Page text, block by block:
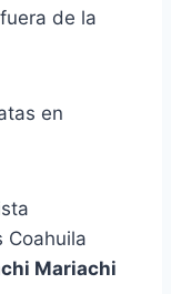
de la
en
Mariachi